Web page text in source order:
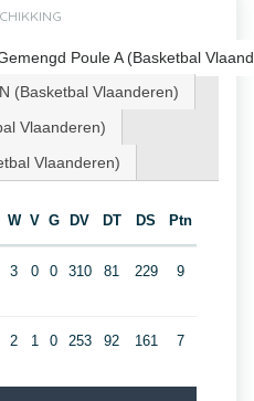
Poule A (Basketbal
(Basketbal Vlaanderen)
Vlaanderen)
Vlaanderen)
W V G DV DT DS Ptn
3 0 0 310 81 229 9
2 1 0 253 92 161 7